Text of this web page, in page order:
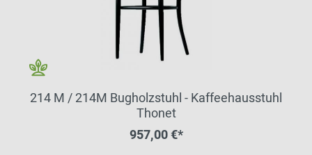
214 M / 214M Bugholzstuhl - Kaffeehausstuhl
Thonet
957,00 €*